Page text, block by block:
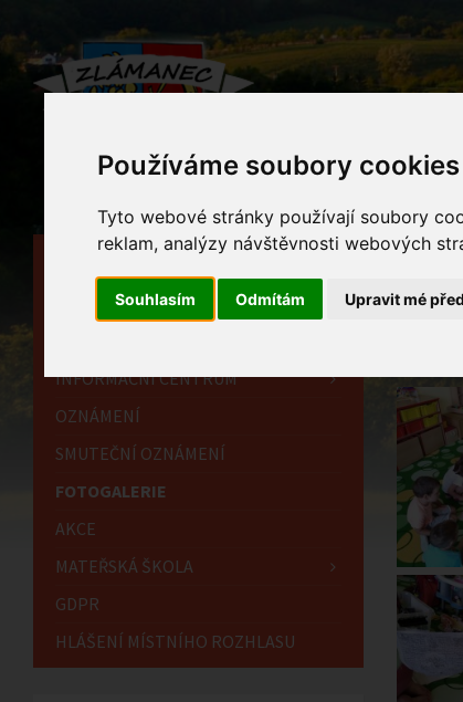
Používáme soubory cookies
Tyto webové stránky používají soubory
reklam, analýzy návštěvnosti webových
Souhlasím Odmítám Upravit mé
OBECNÍ ÚŘAD
INFORMAČNÍ CENTRUM
OZNÁMENÍ
SMUTEČNÍ OZNÁMENÍ
FOTOGALERIE
AKCE
MATEŘSKÁ ŠKOLA
GDPR
HLÁŠENÍ MÍSTNÍHO ROZHLASU